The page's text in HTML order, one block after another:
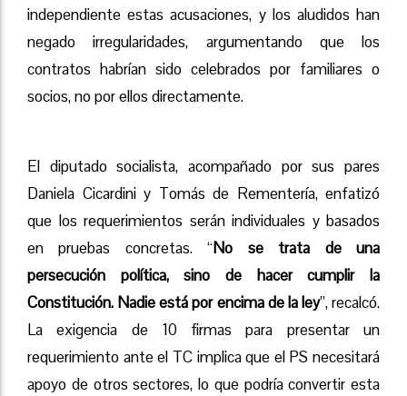
independiente estas acusaciones, y los aludidos han
negado irregularidades, argumentando que los
contratos habrían sido celebrados por familiares o
socios, no por ellos directamente.
El diputado socialista, acompañado por sus pares
Daniela Cicardini y Tomás de Rementería, enfatizó
que los requerimientos serán individuales y basados
en pruebas concretas. “No se trata de una
persecución política, sino de hacer cumplir la
Constitución. Nadie está por encima de la ley”, recalcó.
La exigencia de 10 firmas para presentar un
requerimiento ante el TC implica que el PS necesitará
apoyo de otros sectores, lo que podría convertir esta